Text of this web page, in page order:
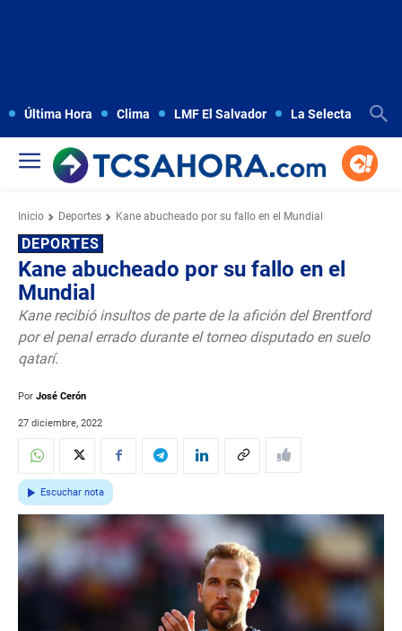
Última Hora Clima LMF El Salvador La Selecta
Inicio Deportes Kane abucheado por su fallo en el Mundial
DEPORTES
Kane abucheado por su fallo en el
Mundial
Kane recibió insultos de parte de la afición del Brentford
por el penal errado durante el torneo disputado en suelo
qatarí.
Por José Cerón
27 diciembre, 2022
Escuchar nota